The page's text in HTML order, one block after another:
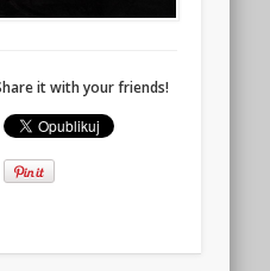
it with your friends!